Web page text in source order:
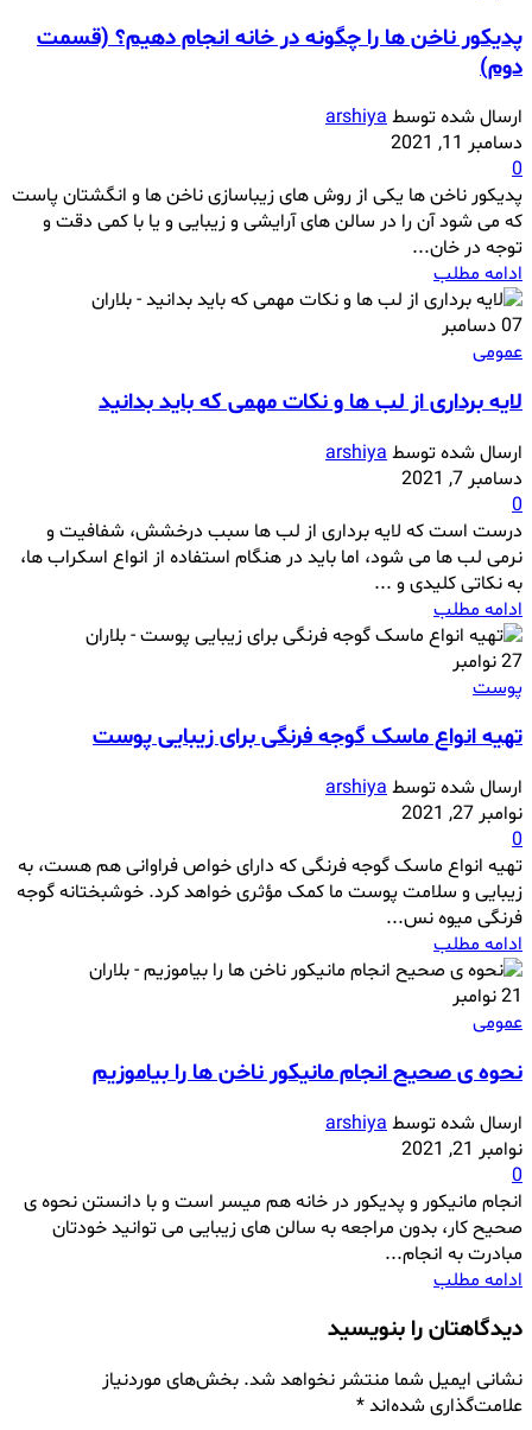
پدیکور ناخن ها را چگونه در خانه انجام دهیم؟ (قسمت
دوم)
ارسال شده توسطarshiya
دسامبر 11, 2021
0
پدیکور ناخن ها یکی از روش های زیباسازی ناخن ها و انگشتان پاست
که می شود آن را در سالن های آرایشی و زیبایی و یا با کمی دقت و
توجه در خان...
ادامه مطلب
07 دسامبر
عمومی
لایه برداری از لب ها و نکات مهمی که باید بدانید
ارسال شده توسطarshiya
دسامبر 7, 2021
0
درست است که لایه برداری از لب ها سبب درخشش، شفافیت و
نرمی لب ها می شود، اما باید در هنگام استفاده از انواع اسکراب ها،
به نکاتی کلیدی و ...
ادامه مطلب
27نوامبر
پوست
تهیه انواع ماسک گوجه فرنگی برای زیبایی پوست
ارسال شده توسطarshiya
نوامبر 27, 2021
0
تهیه انواع ماسک گوجه فرنگی که دارای خواص فراوانی هم هست، به
زیبایی و سلامت پوست ما کمک مؤثری خواهد کرد. خوشبختانه گوجه
فرنگی میوه نس...
ادامه مطلب
21نوامبر
عمومی
نحوه ی صحیح انجام مانیکور ناخن ها را بیاموزیم
ارسال شده توسطarshiya
نوامبر 21, 2021
0
انجام مانیکور و پدیکور در خانه هم میسر است و با دانستن نحوه ی
صحیح کار، بدون مراجعه به سالن های زیبایی می توانید خودتان
مبادرت به انجام...
ادامه مطلب
دیدگاهتان را بنویسید
نشانی ایمیل شما منتشر نخواهد شد. بخش‌های موردنیاز
علامت‌گذاری شده‌اند*